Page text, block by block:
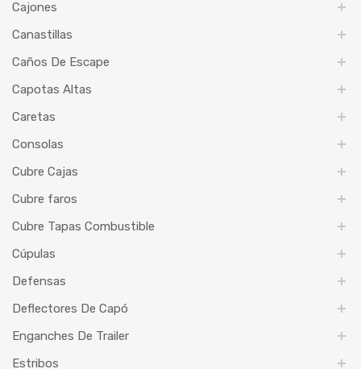
Cajones
Canastillas
Caños De Escape
Capotas Altas
Caretas
Consolas
Cubre Cajas
Cubre faros
Cubre Tapas Combustible
Cúpulas
Defensas
Deflectores De Capó
Enganches De Trailer
Estribos